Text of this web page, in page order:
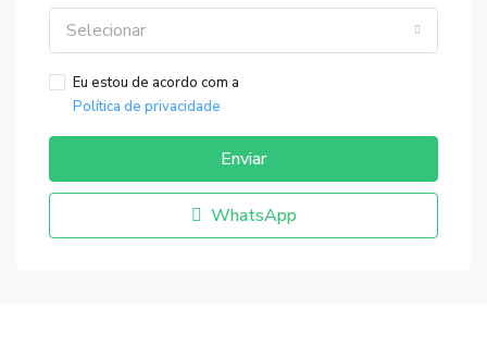
Selecionar
Eu estou de acordo com a
Política de privacidade
Enviar
WhatsApp